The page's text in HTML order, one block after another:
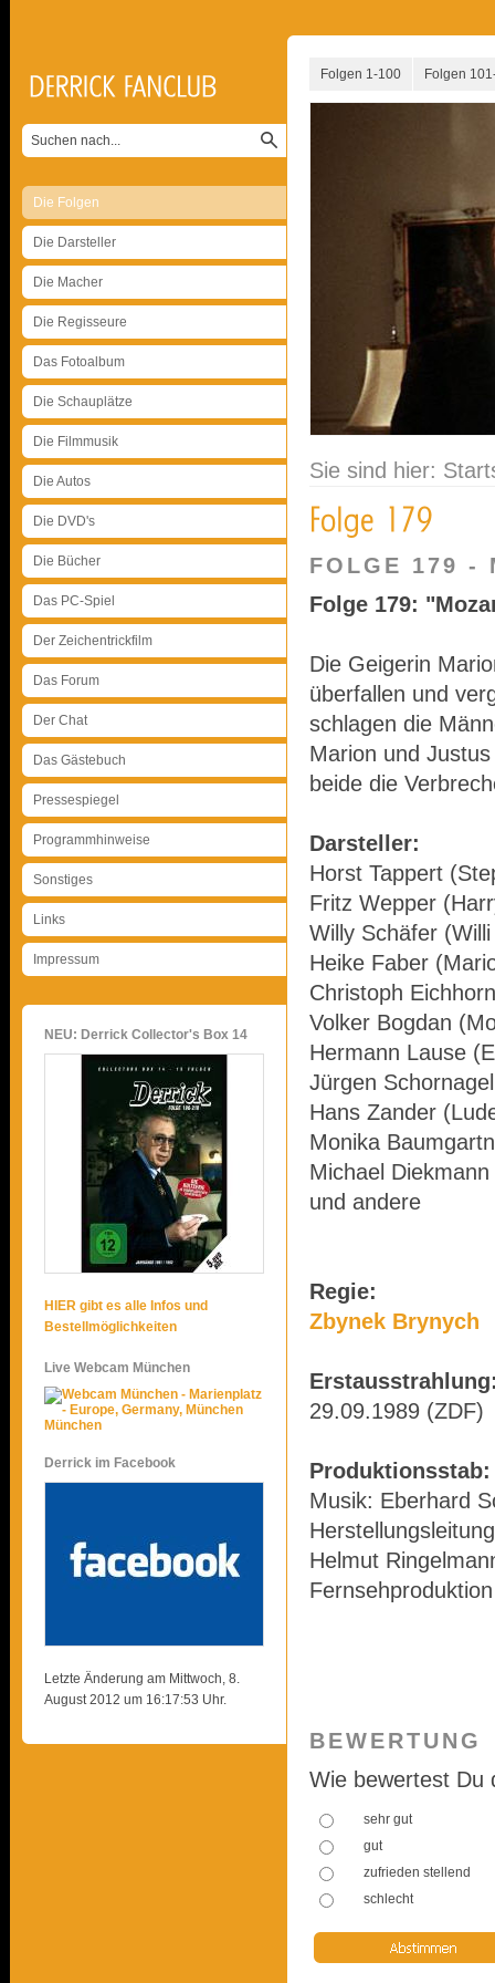
Die Folgen
Die Darsteller
Die Macher
Die Regisseure
Das Fotoalbum
Die Schauplätze
Die Filmmusik
Die Autos
Die DVD's
Die Bücher
Das PC-Spiel
Der Zeichentrickfilm
Das Forum
Der Chat
Das Gästebuch
Pressespiegel
Programmhinweise
Sonstiges
Links
Impressum
NEU: Derrick Collector's Box 14
HIER gibt es alle Infos und
Bestellmöglichkeiten
Live Webcam München
München
Derrick im Facebook
Letzte Änderung am Mittwoch, 8.
August 2012 um 16:17:53 Uhr.
Folgen 1-100 Folgen
Sie sind hier:
FOLGE 179 -
Folge 179:
Die Geigerin
überfallen und
schlagen die
Marion und
beide die
Darsteller:
Horst Tappert
Fritz Wepper
Willy Schäfer
Heike Faber
Christoph
Volker Bogdan
Hermann Lause
Jürgen
Hans Zander
Monika
Michael
und andere
Regie:
Zbynek Brynych
29.09.1989 (ZDF)
Produktionsstab:
Musik: Eberhard
Helmut
BEWERTUNG
Wie bewertest Du
sehr gut
gut
zufrieden stellend
schlecht